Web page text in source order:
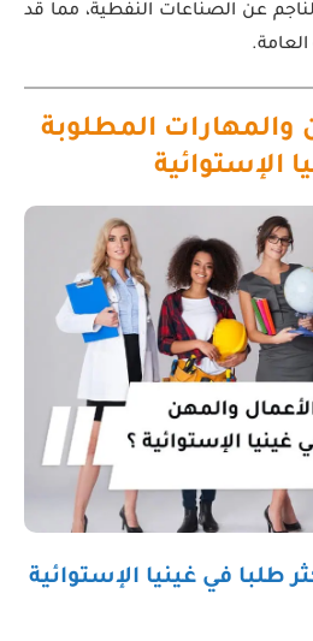
عن الصناعات النفطية، مما قد
العامة.
والمهارات المطلوبة
الإستوائية
طلبا في غينيا الإستوائية